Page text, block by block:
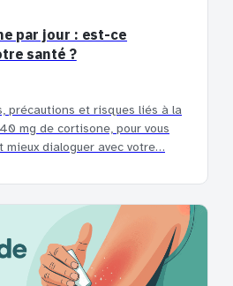
par jour : est-ce
santé ?
précautions et risques liés à la
mg de cortisone, pour vous
mieux dialoguer avec votre…